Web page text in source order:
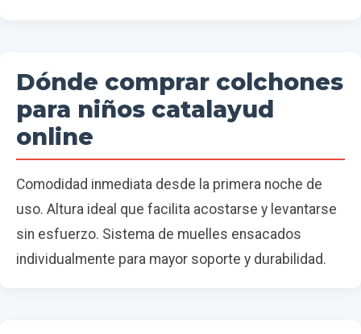
Dónde comprar colchones
para niños catalayud
online
Comodidad inmediata desde la primera noche de
uso. Altura ideal que facilita acostarse y levantarse
sin esfuerzo. Sistema de muelles ensacados
individualmente para mayor soporte y durabilidad.